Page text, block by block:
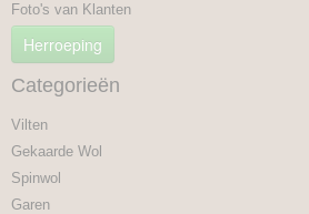
Foto's van Klanten
Herroeping
Categorieën
Vilten
Gekaarde Wol
Spinwol
Garen